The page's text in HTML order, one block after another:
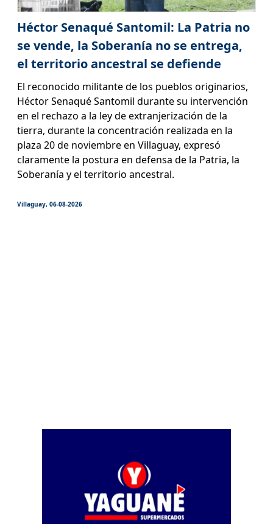
Héctor Senaqué Santomil: La Patria no
se vende, la Soberanía no se entrega,
el territorio ancestral se defiende
El reconocido militante de los pueblos originarios,
Héctor Senaqué Santomil durante su intervención
en el rechazo a la ley de extranjerización de la
tierra, durante la concentración realizada en la
plaza 20 de noviembre en Villaguay, expresó
claramente la postura en defensa de la Patria, la
Soberanía y el territorio ancestral.
Villaguay, 06-08-2026